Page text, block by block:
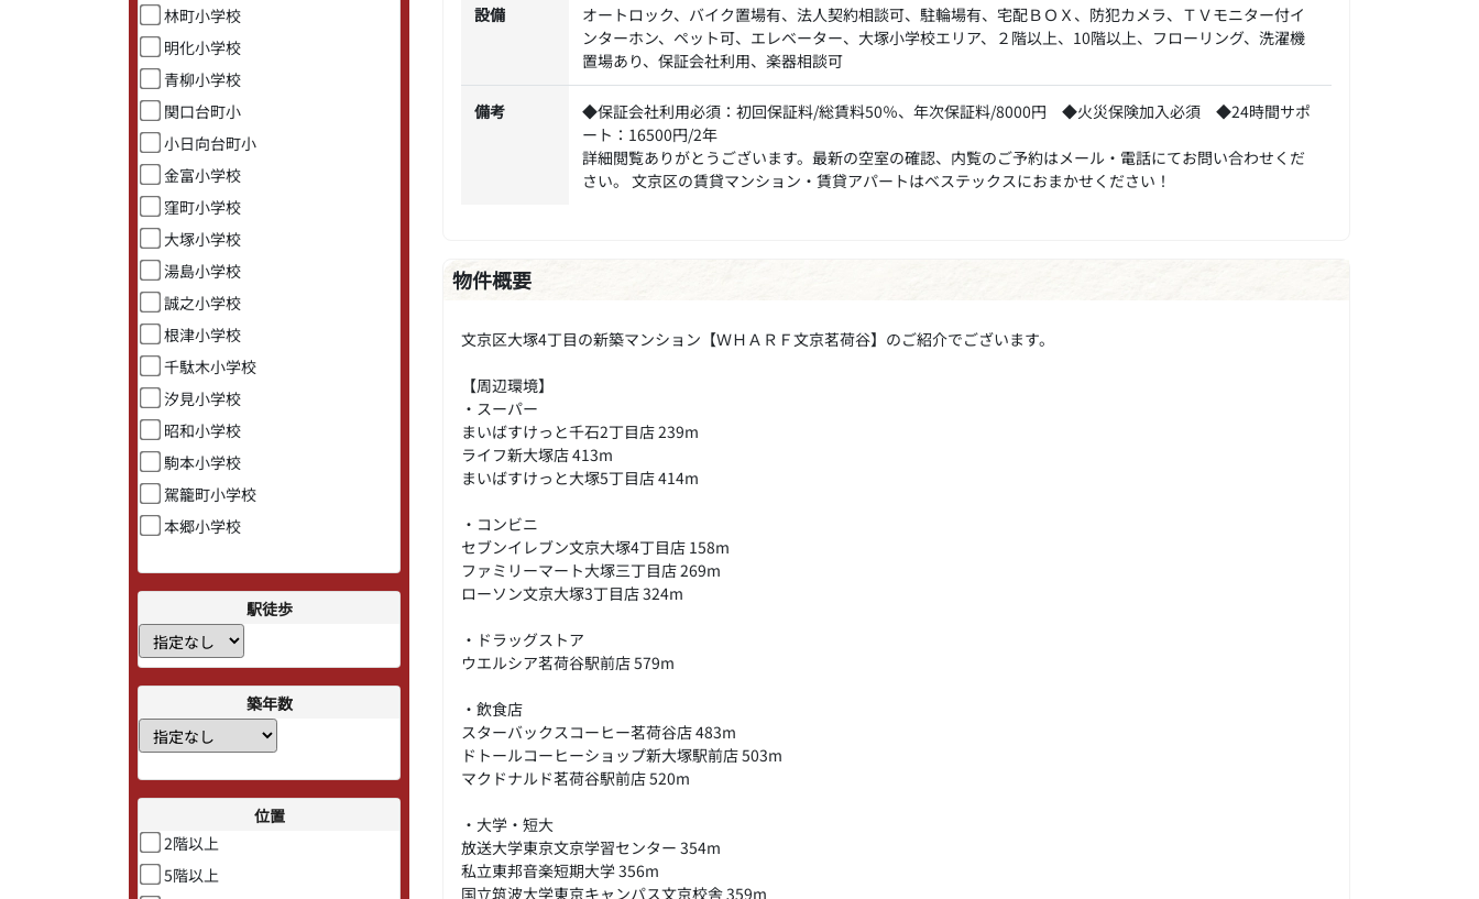
林町小学校
明化小学校
青柳小学校
関口台町小
小日向台町小
金富小学校
窪町小学校
大塚小学校
湯島小学校
誠之小学校
根津小学校
千駄木小学校
汐見小学校
昭和小学校
駒本小学校
駕籠町小学校
本郷小学校
駅徒歩
築年数
位置
2階以上
5階以上
設備
オートロック、バイク置場有、法人契約相談可、駐輪場有、宅配ＢＯＸ、防犯カメラ、ＴＶモニター付イ
ンターホン、ペット可、エレベーター、大塚小学校エリア、２階以上、10階以上、フローリング、洗濯機
置場あり、保証会社利用、楽器相談可
備考
◆保証会社利用必須：初回保証料/総賃料50％、年次保証料/8000円 ◆火災保険加入必須 ◆24時間サポ
ート：16500円/2年
詳細閲覧ありがとうございます。最新の空室の確認、内覧のご予約はメール・電話にてお問い合わせくだ
さい。 文京区の賃貸マンション・賃貸アパートはベステックスにおまかせください！
物件概要
文京区大塚4丁目の新築マンション【ＷＨＡＲＦ文京茗荷谷】のご紹介でございます。
【周辺環境】
・スーパー
まいばすけっと千石2丁目店 239m
ライフ新大塚店 413m
まいばすけっと大塚5丁目店 414m
・コンビニ
セブンイレブン文京大塚4丁目店 158m
ファミリーマート大塚三丁目店 269m
ローソン文京大塚3丁目店 324m
・ドラッグストア
ウエルシア茗荷谷駅前店 579m
・飲食店
スターバックスコーヒー茗荷谷店 483m
ドトールコーヒーショップ新大塚駅前店 503m
マクドナルド茗荷谷駅前店 520m
・大学・短大
放送大学東京文京学習センター 354m
私立東邦音楽短期大学 356m
国立筑波大学東京キャンパス文京校舎 359m